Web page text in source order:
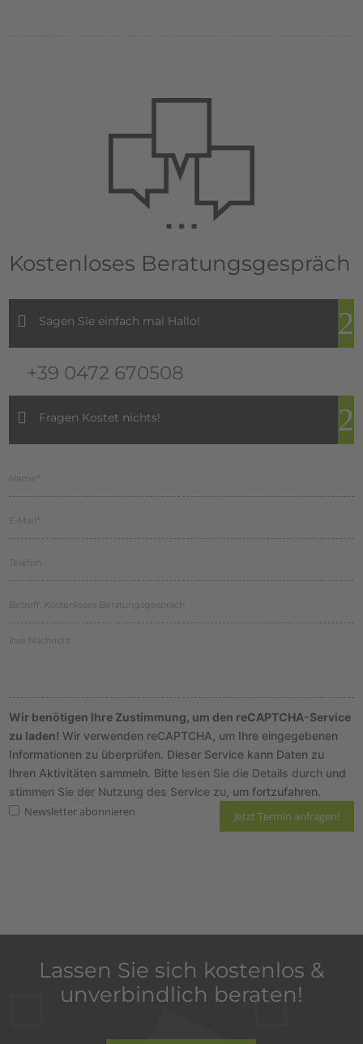
Kostenloses Beratungsgespräch
Sagen Sie einfach mal Hallo!
+39 0472 670508
Fragen Kostet nichts!
Wir benötigen Ihre Zustimmung, um den reCAPTCHA-Service
zu laden!Wir verwenden reCAPTCHA, um Ihre eingegebenen
Informationen zu überprüfen. Dieser Service kann Daten zu
Ihren Aktivitäten sammeln. Bitte lesen Sie die Details durch und
stimmen Sie der Nutzung des Service zu , um fortzufahren.
Newsletter abonnieren
Lassen Sie sich kostenlos &
unverbindlich beraten!